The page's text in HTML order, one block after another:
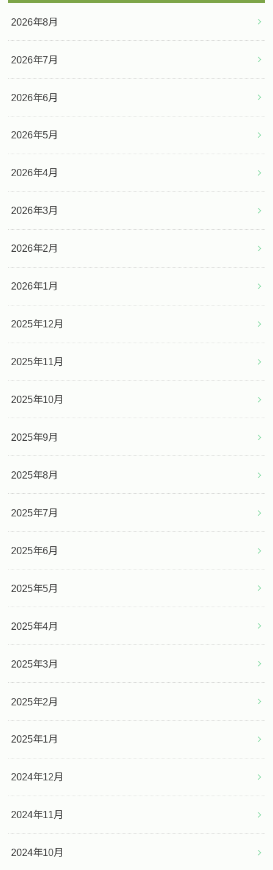
2026年8月
2026年7月
2026年6月
2026年5月
2026年4月
2026年3月
2026年2月
2026年1月
2025年12月
2025年11月
2025年10月
2025年9月
2025年8月
2025年7月
2025年6月
2025年5月
2025年4月
2025年3月
2025年2月
2025年1月
2024年12月
2024年11月
2024年10月